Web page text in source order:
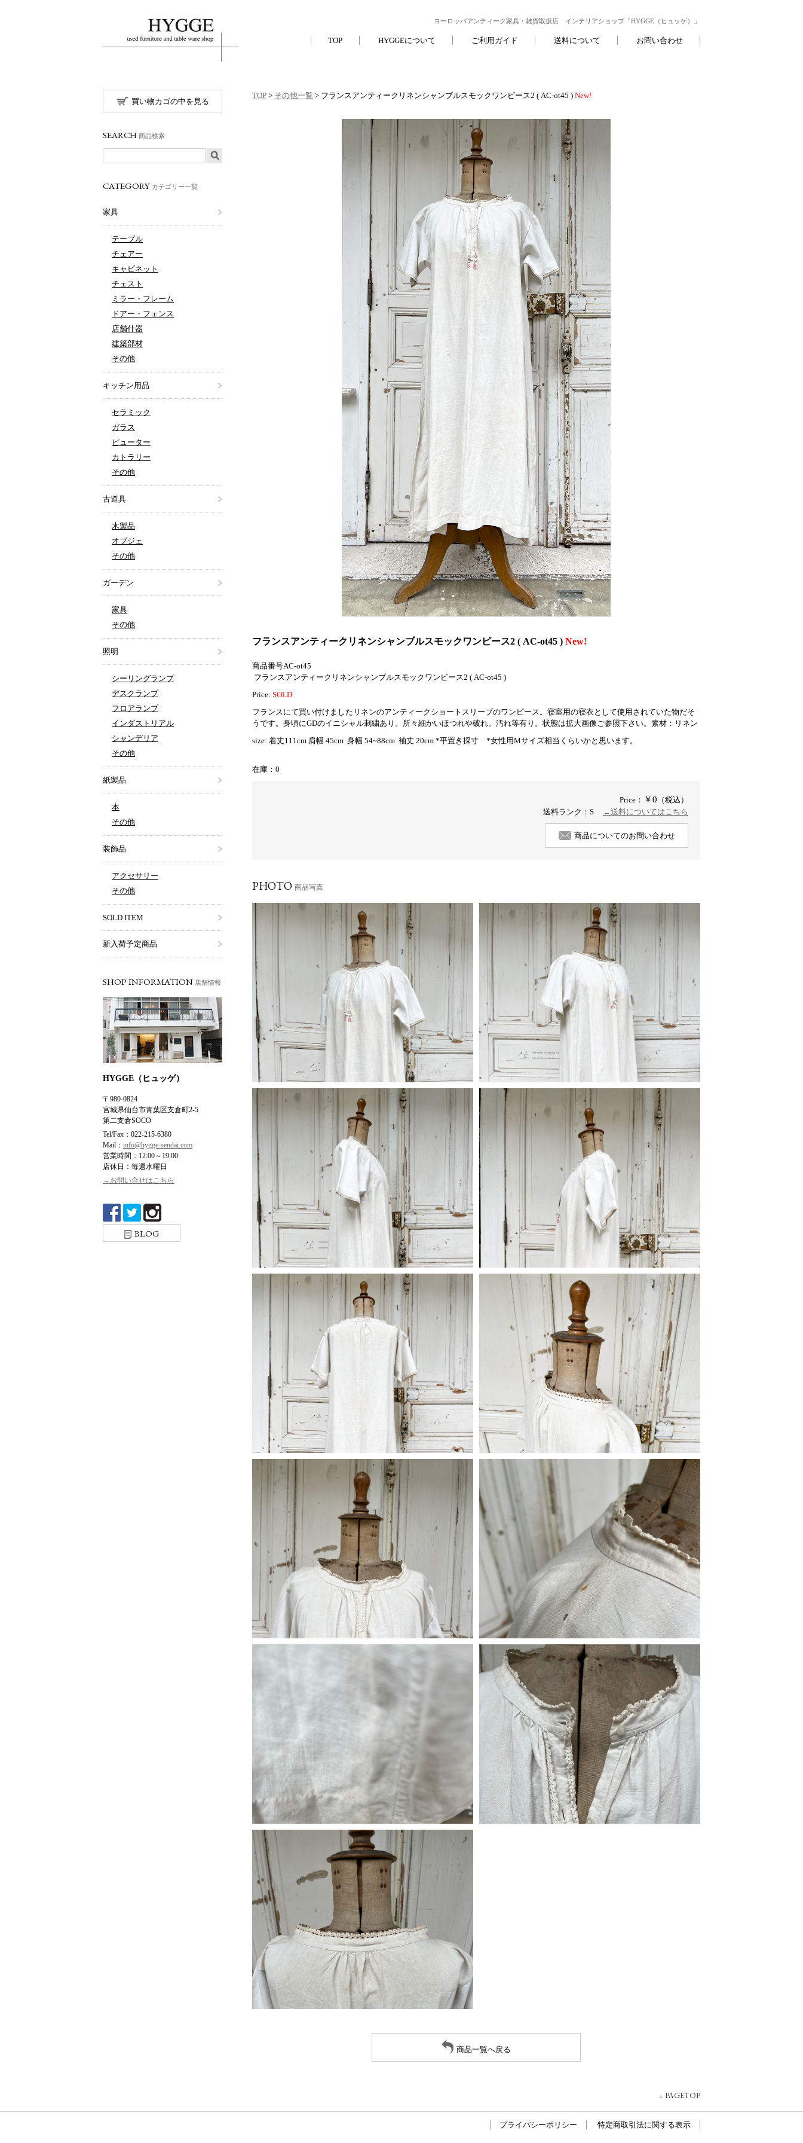
ヨーロッパアンティーク家具・雑貨取扱店 インテリアショップ「HYGGE（ヒュッゲ）」
TOP HYGGEについて ご利用ガイド 送料について お問い合わせ
TOP > その他一覧 > フランスアンティークリネンシャンブルスモックワンピース2 ( AC-ot45 ) New!
フランスアンティークリネンシャンブルスモックワンピース2 ( AC-ot45 ) New!
商品番号AC-ot45
フランスアンティークリネンシャンブルスモックワンピース2 ( AC-ot45 )
Price: SOLD
フランスにて買い付けましたリネンのアンティークショートスリーブのワンピース。寝室用の寝衣として使用されていた物だそ
うです。身頃にGDのイニシャル刺繍あり。所々細かいほつれや破れ、汚れ等有り。状態は拡大画像ご参照下さい。素材：リネン
size: 着丈111cm 肩幅 45cm 身幅 54~88cm 袖丈 20cm *平置き採寸 *女性用Mサイズ相当くらいかと思います。
在庫：0
Price： ￥0 （税込）
送料ランク：S
→送料についてはこちら
商品についてのお問い合わせ
PHOTO 商品写真
商品一覧へ戻る
買い物カゴの中を見る
SEARCH 商品検索
CATEGORY カテゴリー一覧
家具
テーブル
チェアー
キャビネット
チェスト
ミラー・フレーム
ドアー・フェンス
店舗什器
建築部材
その他
キッチン用品
セラミック
ガラス
ピューター
カトラリー
その他
古道具
木製品
オブジェ
その他
ガーデン
家具
その他
照明
シーリングランプ
デスクランプ
フロアランプ
インダストリアル
シャンデリア
その他
紙製品
本
その他
装飾品
アクセサリー
その他
SOLD ITEM
新入荷予定商品
SHOP INFORMATION 店舗情報
HYGGE（ヒュッゲ）
〒980-0824
宮城県仙台市青葉区支倉町2-5
第二支倉SOCO
Tel/Fax：022-215-6380
Mail： info@hygge-sendai.com
営業時間：12:00～19:00
店休日：毎週水曜日
→お問い合せはこちら
BLOG
PAGETOP
プライバシーポリシー 特定商取引法に関する表示